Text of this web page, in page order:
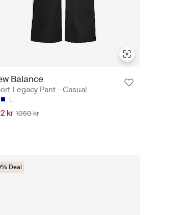
Balance
Legacy Pant - Casual
L
kr 1050 kr
Deal